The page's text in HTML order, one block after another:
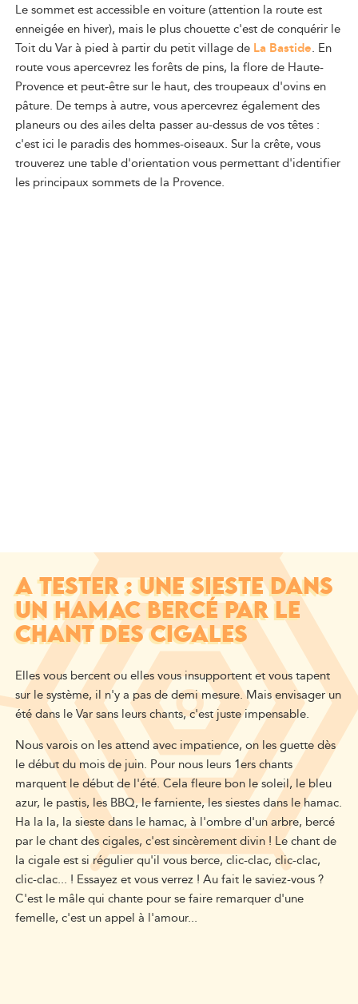
Le sommet est accessible en voiture (attention la route est
enneigée en hiver), mais le plus chouette c'est de conquérir le
Toit du Var à pied à partir du petit village de La Bastide. En
route vous apercevrez les forêts de pins, la flore de Haute-
Provence et peut-être sur le haut, des troupeaux d'ovins en
pâture. De temps à autre, vous apercevrez également des
planeurs ou des ailes delta passer au-dessus de vos têtes :
c'est ici le paradis des hommes-oiseaux. Sur la crête, vous
trouverez une table d'orientation vous permettant d'identifier
les principaux sommets de la Provence.
A TESTER : UNE SIESTE DANS
UN HAMAC BERCÉ PAR LE
CHANT DES CIGALES
Elles vous bercent ou elles vous insupportent et vous tapent
sur le système, il n'y a pas de demi mesure. Mais envisager un
été dans le Var sans leurs chants, c'est juste impensable.
Nous varois on les attend avec impatience, on les guette dès
le début du mois de juin. Pour nous leurs 1ers chants
marquent le début de l'été. Cela fleure bon le soleil, le bleu
azur, le pastis, les BBQ, le farniente, les siestes dans le hamac.
Ha la la, la sieste dans le hamac, à l'ombre d'un arbre, bercé
par le chant des cigales, c'est sincèrement divin ! Le chant de
la cigale est si régulier qu'il vous berce, clic-clac, clic-clac,
clic-clac... ! Essayez et vous verrez ! Au fait le saviez-vous ?
C'est le mâle qui chante pour se faire remarquer d'une
femelle, c'est un appel à l'amour...